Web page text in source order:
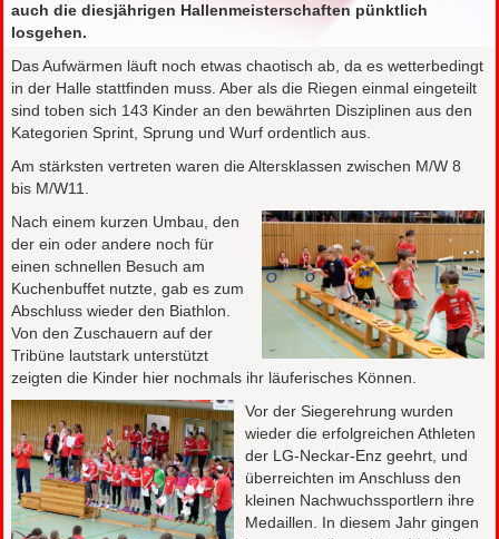
auch die diesjährigen Hallenmeisterschaften pünktlich
losgehen.
Das Aufwärmen läuft noch etwas chaotisch ab, da es wetterbedingt
in der Halle stattfinden muss. Aber als die Riegen einmal eingeteilt
sind toben sich 143 Kinder an den bewährten Disziplinen aus den
Kategorien Sprint, Sprung und Wurf ordentlich aus.
Am stärksten vertreten waren die Altersklassen zwischen M/W 8
bis M/W11.
Nach einem kurzen Umbau, den
der ein oder andere noch für
einen schnellen Besuch am
Kuchenbuffet nutzte, gab es zum
Abschluss wieder den Biathlon.
Von den Zuschauern auf der
Tribüne lautstark unterstützt
zeigten die Kinder hier nochmals ihr läuferisches Können.
Vor der Siegerehrung wurden
wieder die erfolgreichen Athleten
der LG-Neckar-Enz geehrt, und
überreichten im Anschluss den
kleinen Nachwuchssportlern ihre
Medaillen. In diesem Jahr gingen